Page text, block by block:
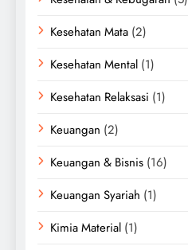
Kesehatan Mata (2)
Kesehatan Mental (1)
Kesehatan Relaksasi (1)
Keuangan (2)
Keuangan & Bisnis (16)
Keuangan Syariah (1)
Kimia Material (1)